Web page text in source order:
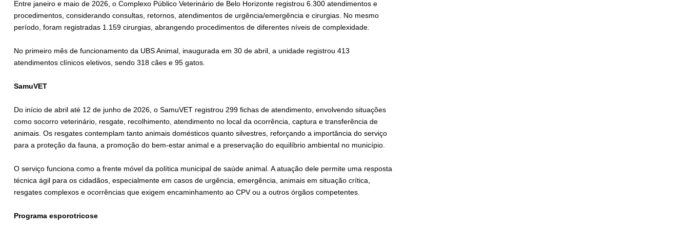
Entre janeiro e maio de 2026, o Complexo Público Veterinário de Belo Horizonte registrou 6.300 atendimentos e
procedimentos, considerando consultas, retornos, atendimentos de urgência/emergência e cirurgias. No mesmo
período, foram registradas 1.159 cirurgias, abrangendo procedimentos de diferentes níveis de complexidade.
No primeiro mês de funcionamento da UBS Animal, inaugurada em 30 de abril, a unidade registrou 413
atendimentos clínicos eletivos, sendo 318 cães e 95 gatos.
SamuVET
Do início de abril até 12 de junho de 2026, o SamuVET registrou 299 fichas de atendimento, envolvendo situações
como socorro veterinário, resgate, recolhimento, atendimento no local da ocorrência, captura e transferência de
animais. Os resgates contemplam tanto animais domésticos quanto silvestres, reforçando a importância do serviço
para a proteção da fauna, a promoção do bem-estar animal e a preservação do equilíbrio ambiental no município.
O serviço funciona como a frente móvel da política municipal de saúde animal. A atuação dele permite uma resposta
técnica ágil para os cidadãos, especialmente em casos de urgência, emergência, animais em situação crítica,
resgates complexos e ocorrências que exigem encaminhamento ao CPV ou a outros órgãos competentes.
Programa esporotricose